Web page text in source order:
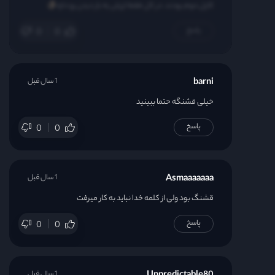
قسمت 34
قسمت 36
barni
خیلی قشنگه حتما ببینید
0 0
1 سال قبل
پاسخ
Asmaaaaaaa
قشنگ بود ولی از کلمه خدا نباید به کار میرفت
0 0
1 سال قبل
پاسخ